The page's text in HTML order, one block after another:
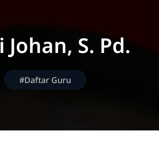
Johan, S. Pd.
#Daftar Guru